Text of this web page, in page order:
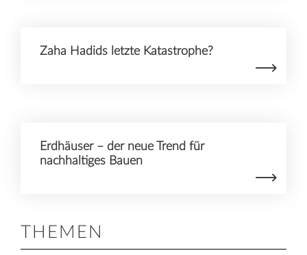
Zaha Hadids letzte Katastrophe?
Erdhäuser – der neue Trend für
nachhaltiges Bauen
THEMEN